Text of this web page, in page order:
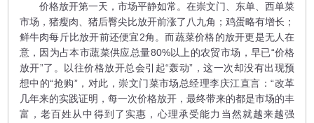
价格放开第一天，市场平静如常。在崇文门、东单、西单菜
市场，猪瘦肉、猪后臀尖比放开前涨了八九角；鸡蛋略有增长；
鲜牛肉每斤比放开前还便宜2角。而蔬菜价格的放开更是无人在
意，因为占本市蔬菜供应总量80%以上的农贸市场，早已“价格
放开”了。以往价格放开总会引起“轰动”，这一次却没有出现预
想中的“抢购”，对此，崇文门菜市场总经理李庆江直言：“改革
几年来的实践证明，每一次价格放开，最终带来的都是市场的丰
富，老百姓从中得到了实惠，心理承受能力当然就越来越强